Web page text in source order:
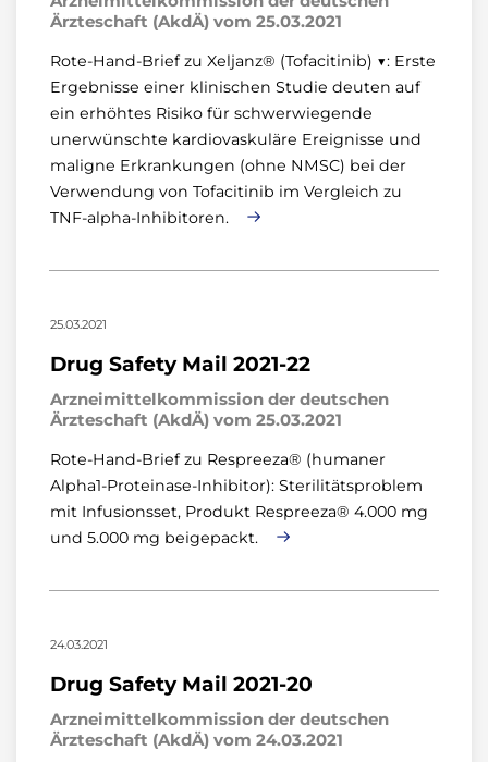
Ärzteschaft (AkdÄ) vom 25.03.2021
Rote-Hand-Brief zu Xeljanz® (Tofacitinib) ▼: Erste
Ergebnisse einer klinischen Studie deuten auf
ein erhöhtes Risiko für schwerwiegende
unerwünschte kardiovaskuläre Ereignisse und
maligne Erkrankungen (ohne NMSC) bei der
Verwendung von Tofacitinib im Vergleich zu
TNF-alpha-Inhibitoren.
25.03.2021
Drug Safety Mail 2021-22
Arzneimittelkommission der deutschen
Ärzteschaft (AkdÄ) vom 25.03.2021
Rote-Hand-Brief zu Respreeza® (humaner
Alpha1-Proteinase-Inhibitor): Sterilitätsproblem
mit Infusionsset, Produkt Respreeza® 4.000 mg
und 5.000 mg beigepackt.
24.03.2021
Drug Safety Mail 2021-20
Arzneimittelkommission der deutschen
Ärzteschaft (AkdÄ) vom 24.03.2021